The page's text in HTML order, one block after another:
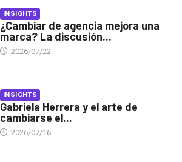
INSIGHTS
¿Cambiar de agencia mejora una
marca? La discusión...
2026/07/22
INSIGHTS
Gabriela Herrera y el arte de
cambiarse el...
2026/07/16